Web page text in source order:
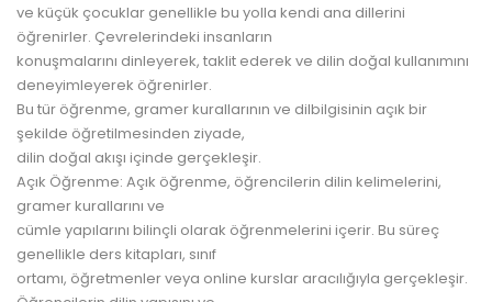
ve küçük çocuklar genellikle bu yolla kendi ana dillerini
öğrenirler. Çevrelerindeki insanların
konuşmalarını dinleyerek, taklit ederek ve dilin doğal kullanımını
deneyimleyerek öğrenirler.
Bu tür öğrenme, gramer kurallarının ve dilbilgisinin açık bir
şekilde öğretilmesinden ziyade,
dilin doğal akışı içinde gerçekleşir.
Açık Öğrenme: Açık öğrenme, öğrencilerin dilin kelimelerini,
gramer kurallarını ve
cümle yapılarını bilinçli olarak öğrenmelerini içerir. Bu süreç
genellikle ders kitapları, sınıf
ortamı, öğretmenler veya online kurslar aracılığıyla gerçekleşir.